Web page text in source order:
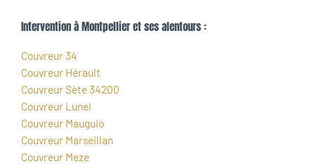
Intervention à Montpellier et ses alentours :
Couvreur 34
Couvreur Hérault
Couvreur Sète 34200
Couvreur Lunel
Couvreur Mauguio
Couvreur Marseillan
Couvreur Meze